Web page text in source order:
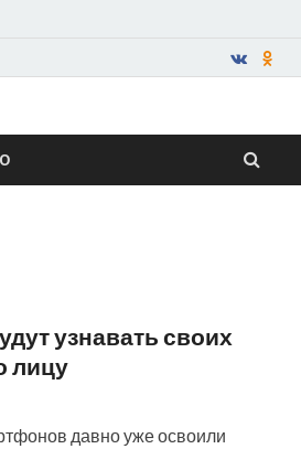
—
узнавать своих
лицу
давно уже освоили